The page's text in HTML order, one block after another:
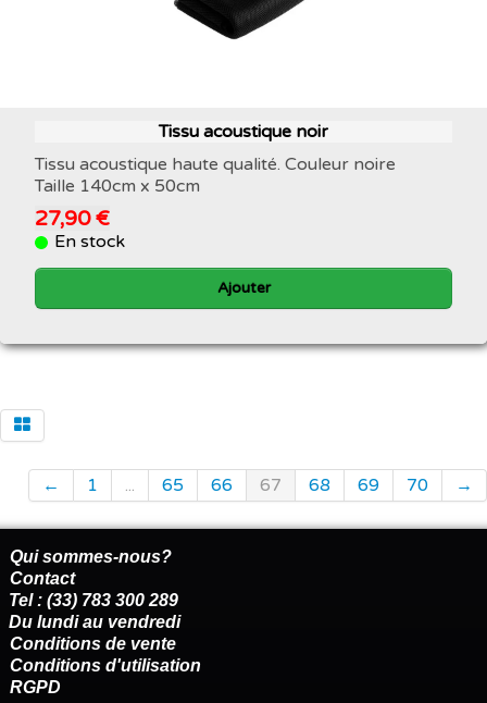
Tissu acoustique noir
Tissu acoustique haute qualité. Couleur noire
Taille 140cm x 50cm
27,90 €
En stock
Ajouter
← 1 ... 65 66 67 68 69 70 →
Qui sommes-nous?
Contact
Tel : (33) 783 300 289
Du lundi au vendredi
Conditions de vente
Conditions d'utilisation
RGPD